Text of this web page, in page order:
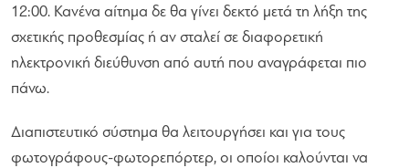
12:00. Κανένα αίτημα δε θα γίνει δεκτό μετά τη λήξη της
σχετικής προθεσμίας ή αν σταλεί σε διαφορετική
ηλεκτρονική διεύθυνση από αυτή που αναγράφεται πιο
πάνω.
Διαπιστευτικό σύστημα θα λειτουργήσει και για τους
φωτογράφους-φωτορεπόρτερ, οι οποίοι καλούνται να